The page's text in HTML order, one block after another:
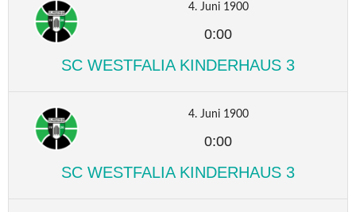
4. Juni 1900
0:00
SC WESTFALIA KINDERHAUS 3
4. Juni 1900
0:00
SC WESTFALIA KINDERHAUS 3